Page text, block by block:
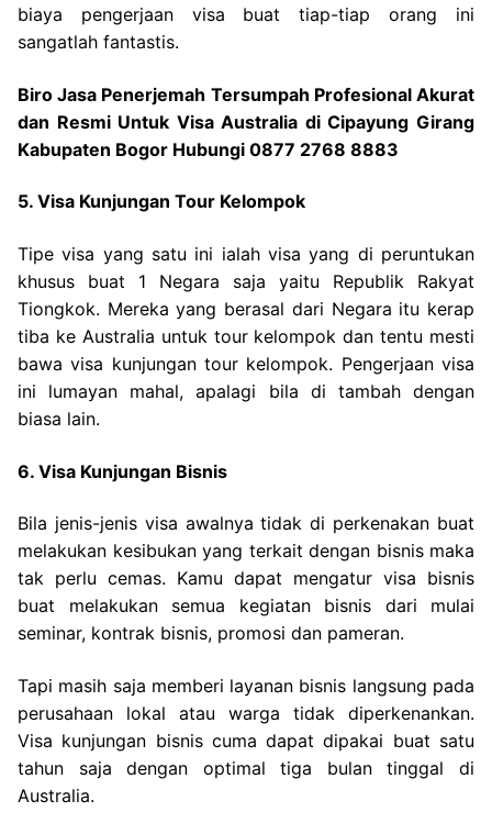
biaya pengerjaan visa buat tiap-tiap orang ini
sangatlah fantastis.
Biro Jasa Penerjemah Tersumpah Profesional Akurat
dan Resmi Untuk Visa Australia di Cipayung Girang
Kabupaten Bogor Hubungi 0877 2768 8883
5. Visa Kunjungan Tour Kelompok
Tipe visa yang satu ini ialah visa yang di peruntukan
khusus buat 1 Negara saja yaitu Republik Rakyat
Tiongkok. Mereka yang berasal dari Negara itu kerap
tiba ke Australia untuk tour kelompok dan tentu mesti
bawa visa kunjungan tour kelompok. Pengerjaan visa
ini lumayan mahal, apalagi bila di tambah dengan
biasa lain.
6. Visa Kunjungan Bisnis
Bila jenis-jenis visa awalnya tidak di perkenakan buat
melakukan kesibukan yang terkait dengan bisnis maka
tak perlu cemas. Kamu dapat mengatur visa bisnis
buat melakukan semua kegiatan bisnis dari mulai
seminar, kontrak bisnis, promosi dan pameran.
Tapi masih saja memberi layanan bisnis langsung pada
perusahaan lokal atau warga tidak diperkenankan.
Visa kunjungan bisnis cuma dapat dipakai buat satu
tahun saja dengan optimal tiga bulan tinggal di
Australia.